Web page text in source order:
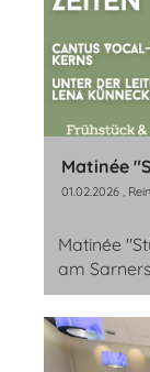
01.02.2026 ,
Matinée
am